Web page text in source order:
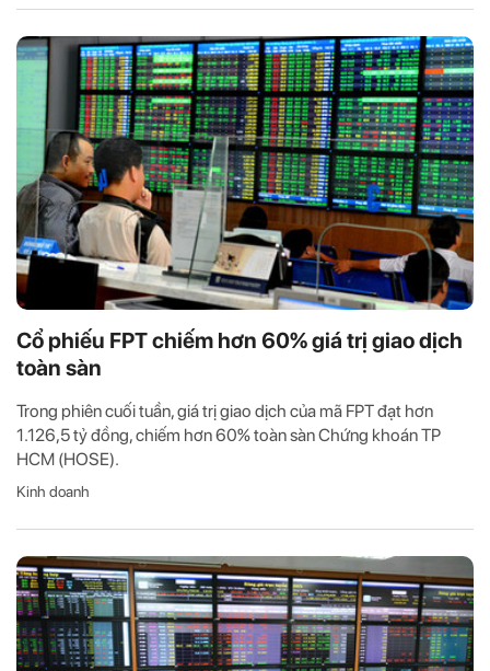
Cổ phiếu FPT chiếm hơn 60% giá trị giao dịch
toàn sàn
Trong phiên cuối tuần, giá trị giao dịch của mã FPT đạt hơn
1.126,5 tỷ đồng, chiếm hơn 60% toàn sàn Chứng khoán TP
HCM (HOSE).
Kinh doanh